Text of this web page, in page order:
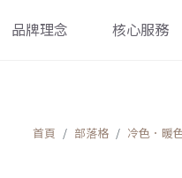
品牌理念 核心服務
首頁 部落格 冷色．暖